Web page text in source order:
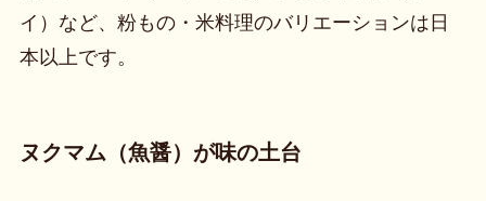
イ）など、粉もの・米料理のバリエーションは日
本以上です。
ヌクマム（魚醤）が味の土台